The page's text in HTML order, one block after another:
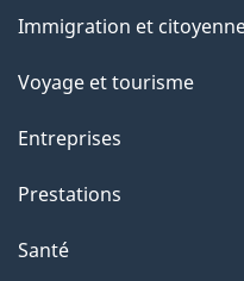
sujets
Immigration et
Voyage et tourisme
Entreprises
Prestations
Santé